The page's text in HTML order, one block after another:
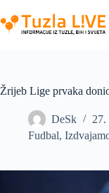
to
content
Žrijeb Lige prvaka
DeSk
27.
Fudbal,